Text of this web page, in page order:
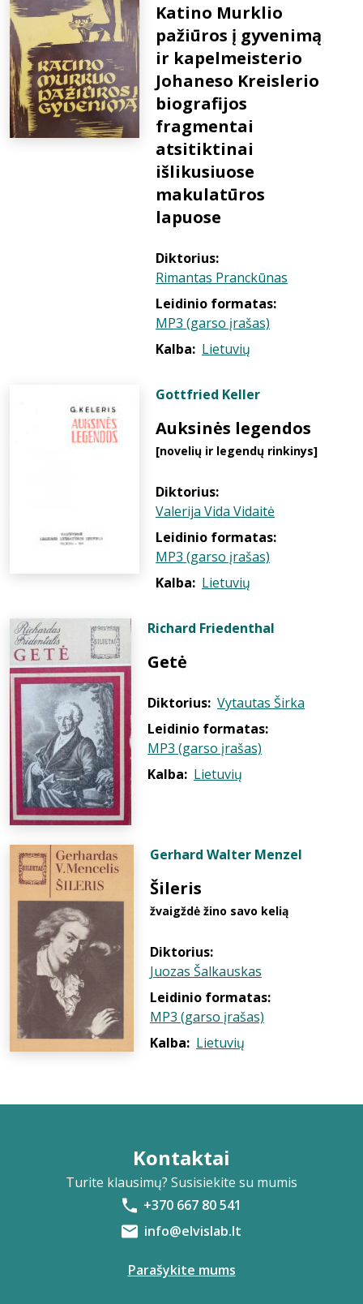
Katino Murklio
pažiūros į gyvenimą
ir kapelmeisterio
Johaneso Kreislerio
biografijos
fragmentai
atsitiktinai
išlikusiuose
makulatūros
lapuose
Diktorius:
Rimantas Pranckūnas
Leidinio formatas:
MP3 (garso įrašas)
Kalba: Lietuvių
Gottfried Keller
Auksinės legendos
[novelių ir legendų rinkinys]
Diktorius:
Valerija Vida Vidaitė
Leidinio formatas:
MP3 (garso įrašas)
Kalba: Lietuvių
Richard Friedenthal
Getė
Diktorius: Vytautas Širka
Leidinio formatas:
MP3 (garso įrašas)
Kalba: Lietuvių
Gerhard Walter Menzel
Šileris
žvaigždė žino savo kelią
Diktorius:
Juozas Šalkauskas
Leidinio formatas:
MP3 (garso įrašas)
Kalba: Lietuvių
Kontaktai
Turite klausimų? Susisiekite su mumis
+370 667 80 541
info@elvislab.lt
Parašykite mums